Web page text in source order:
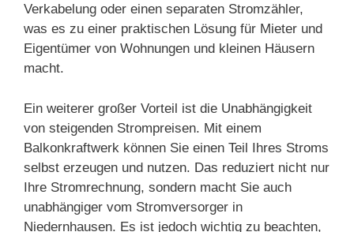
Verkabelung oder einen separaten Stromzähler,
was es zu einer praktischen Lösung für Mieter und
Eigentümer von Wohnungen und kleinen Häusern
macht.
Ein weiterer großer Vorteil ist die Unabhängigkeit
von steigenden Strompreisen. Mit einem
Balkonkraftwerk können Sie einen Teil Ihres Stroms
selbst erzeugen und nutzen. Das reduziert nicht nur
Ihre Stromrechnung, sondern macht Sie auch
unabhängiger vom Stromversorger in
Niedernhausen. Es ist jedoch wichtig zu beachten,